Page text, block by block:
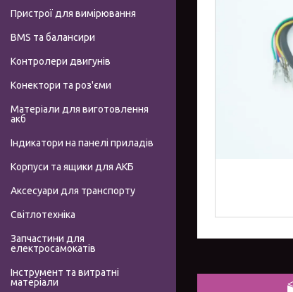
Пристрої для вимірювання
BMS та балансири
Контролери двигунів
Конектори та роз'єми
Матеріали для виготовлення
акб
Індикатори на панелі приладів
Корпуси та ящики для АКБ
Аксесуари для транспорту
Світлотехніка
Запчастини для
електросамокатів
Інструмент та витратні
матеріали